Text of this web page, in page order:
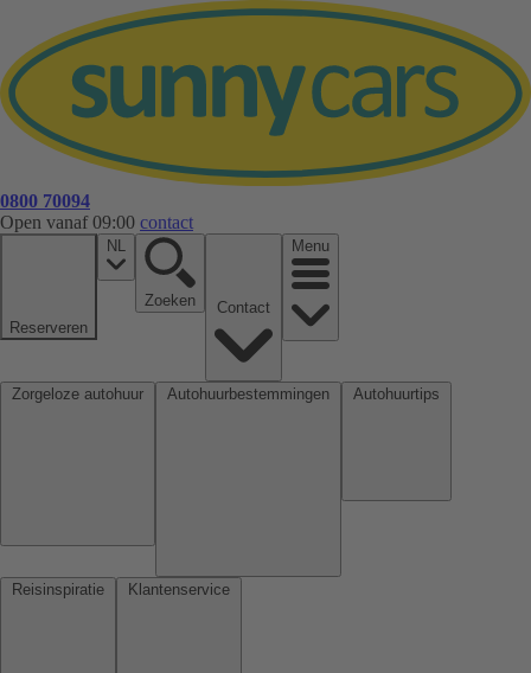
0800 70094
Open vanaf 09:00 contact
Reserveren
NL
Zoeken
Menu